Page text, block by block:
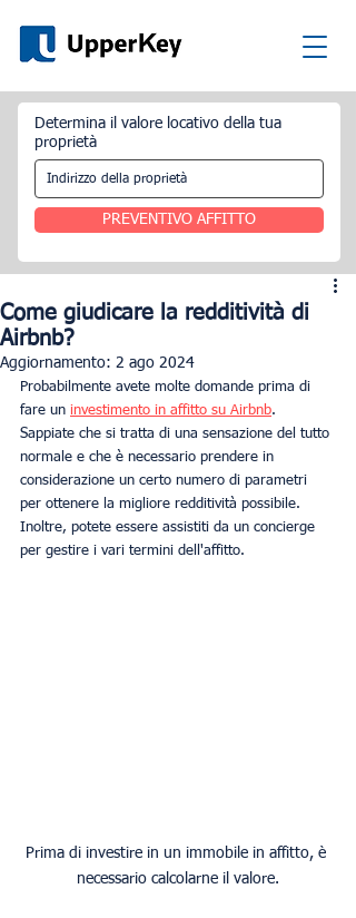
Determina il valore locativo della tua
proprietà
PREVENTIVO AFFITTO
Come giudicare la redditività di
Airbnb?
Aggiornamento: 2 ago 2024
Probabilmente avete molte domande prima di
fare un investimento in affitto su Airbnb.
Sappiate che si tratta di una sensazione del tutto
normale e che è necessario prendere in
considerazione un certo numero di parametri
per ottenere la migliore redditività possibile.
Inoltre, potete essere assistiti da un concierge
per gestire i vari termini dell'affitto.
Prima di investire in un immobile in affitto, è
necessario calcolarne il valore.